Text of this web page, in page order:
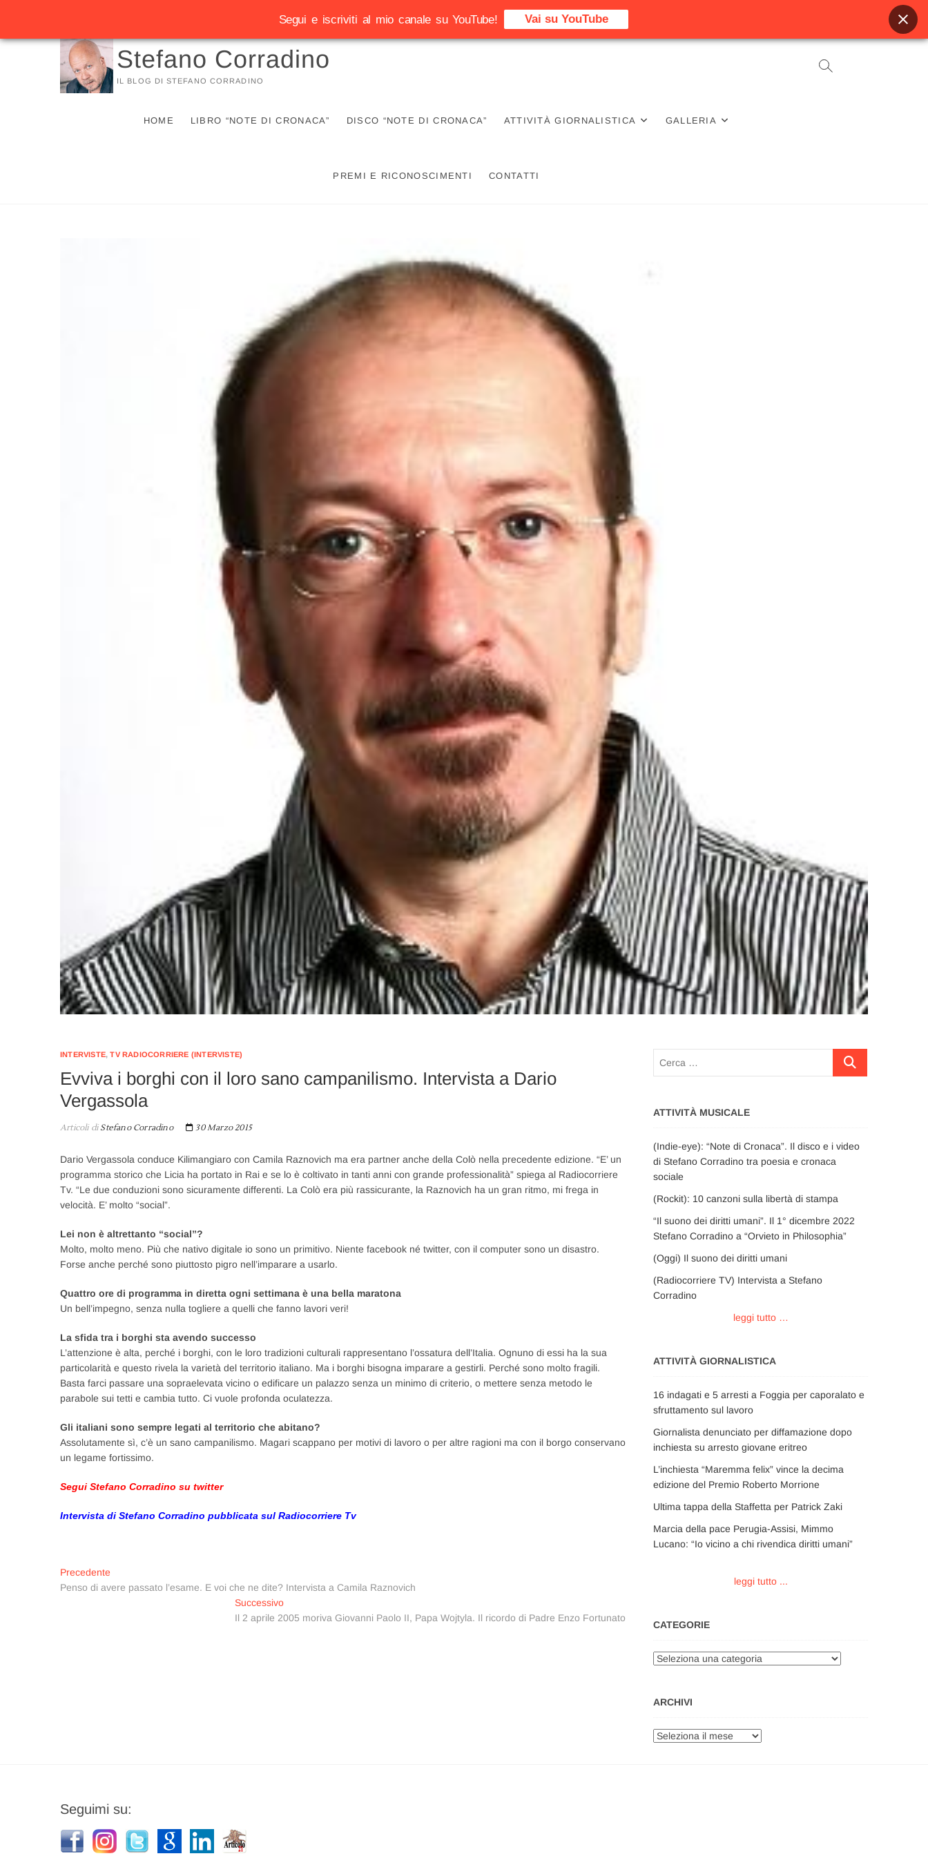
Vai
Stefano Corradino
IL BLOG DI STEFANO CORRADINO
HOME LIBRO “NOTE DI CRONACA” DISCO “NOTE DI CRONACA” ATTIVITÀ GIORNALISTICA GALLERIA
PREMI E RICONOSCIMENTI CONTATTI
INTERVISTE,TV RADIOCORRIERE (INTERVISTE)
Evviva i borghi con il loro sano campanilismo. Intervista a Dario
Vergassola
Articoli diStefano Corradino 30 Marzo 2015
Dario Vergassola conduce Kilimangiaro con Camila Raznovich ma era partner anche della Colò nella precedente edizione. “E’ un
programma storico che Licia ha portato in Rai e se lo è coltivato in tanti anni con grande professionalità” spiega al Radiocorriere
Tv. “Le due conduzioni sono sicuramente differenti. La Colò era più rassicurante, la Raznovich ha un gran ritmo, mi frega in
velocità. E’ molto “social”.
Lei non è altrettanto “social”?
Molto, molto meno. Più che nativo digitale io sono un primitivo. Niente facebook né twitter, con il computer sono un disastro.
Forse anche perché sono piuttosto pigro nell’imparare a usarlo.
Quattro ore di programma in diretta ogni settimana è una bella maratona
Un bell’impegno, senza nulla togliere a quelli che fanno lavori veri!
La sfida tra i borghi sta avendo successo
L’attenzione è alta, perché i borghi, con le loro tradizioni culturali rappresentano l’ossatura dell’Italia. Ognuno di essi ha la sua
particolarità e questo rivela la varietà del territorio italiano. Ma i borghi bisogna imparare a gestirli. Perché sono molto fragili.
Basta farci passare una sopraelevata vicino o edificare un palazzo senza un minimo di criterio, o mettere senza metodo le
parabole sui tetti e cambia tutto. Ci vuole profonda oculatezza.
Gli italiani sono sempre legati al territorio che abitano?
Assolutamente sì, c’è un sano campanilismo. Magari scappano per motivi di lavoro o per altre ragioni ma con il borgo conservano
un legame fortissimo.
Segui Stefano Corradino su twitter
Intervista di Stefano Corradino pubblicata sul Radiocorriere Tv
Navigazione
articoli
Precedente
precedente:
Penso di avere passato l’esame. E voi che ne dite? Intervista a Camila Raznovich
SuccessivoArticolo
successivo:
Il 2 aprile 2005 moriva Giovanni Paolo II, Papa Wojtyla. Il ricordo di Padre Enzo Fortunato
Cerca
ATTIVITÀ MUSICALE
(Indie-eye): “Note di Cronaca”. Il disco e i video
di Stefano Corradino tra poesia e cronaca
sociale
(Rockit): 10 canzoni sulla libertà di stampa
“Il suono dei diritti umani”. Il 1° dicembre 2022
Stefano Corradino a “Orvieto in Philosophia”
(Oggi) Il suono dei diritti umani
(Radiocorriere TV) Intervista a Stefano
Corradino
leggi tutto …
ATTIVITÀ GIORNALISTICA
16 indagati e 5 arresti a Foggia per caporalato e
sfruttamento sul lavoro
Giornalista denunciato per diffamazione dopo
inchiesta su arresto giovane eritreo
L’inchiesta “Maremma felix” vince la decima
edizione del Premio Roberto Morrione
Ultima tappa della Staffetta per Patrick Zaki
Marcia della pace Perugia-Assisi, Mimmo
Lucano: “Io vicino a chi rivendica diritti umani”
leggi tutto ...
CATEGORIE
Categorie
ARCHIVI
Archivi
Seguimi su:
Segui e iscriviti al mio canale su YouTube! Vai su YouTube